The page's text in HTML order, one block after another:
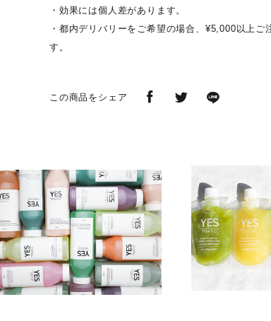
・効果には個人差があります。
・都内デリバリーをご希望の場合、¥5,000以上ご
す。
この商品をシェア